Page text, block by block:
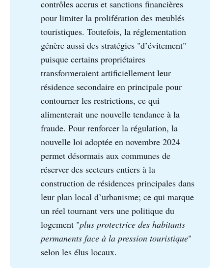
contrôles accrus et sanctions financières
pour limiter la prolifération des meublés
touristiques. Toutefois, la réglementation
génère aussi des stratégies "d’évitement"
puisque certains propriétaires
transformeraient artificiellement leur
résidence secondaire en principale pour
contourner les restrictions, ce qui
alimenterait une nouvelle tendance à la
fraude. Pour renforcer la régulation, la
nouvelle loi adoptée en novembre 2024
permet désormais aux communes de
réserver des secteurs entiers à la
construction de résidences principales dans
leur plan local d’urbanisme; ce qui marque
un réel tournant vers une politique du
logement "plus protectrice des habitants
permanents face à la pression touristique"
selon les élus locaux.